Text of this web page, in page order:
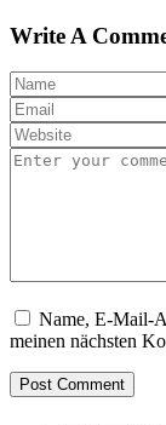
Write A
Name, E-Mail-
meinen nächsten